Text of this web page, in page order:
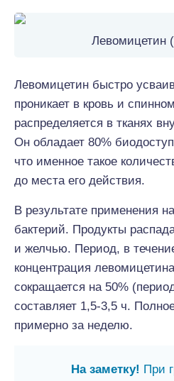
Левомицетин
Левомицетин быстро
проникает в кровь и
распределяется в тканях
Он обладает 80%
что именное такое
до места его действия.
В результате применения
бактерий. Продукты
и желчью. Период, в
концентрация
сокращается на 50%
составляет 1,5-3,5 ч.
примерно за неделю.
На заметку! При